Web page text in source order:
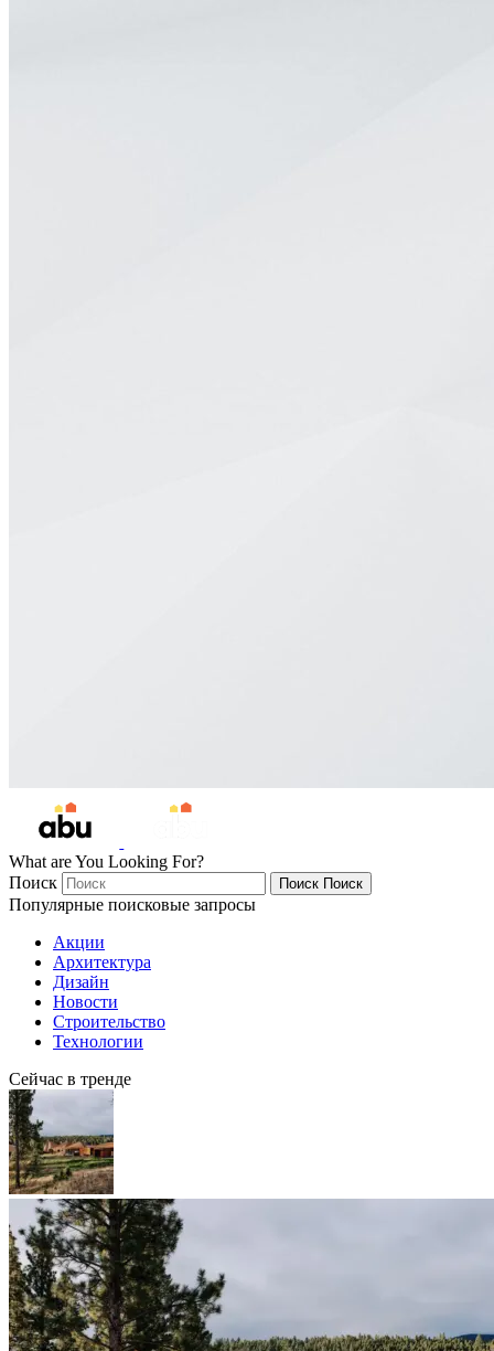
What are You Looking For?
Поиск
Поиск Поиск
Популярные поисковые запросы
Акции
Архитектура
Дизайн
Новости
Строительство
Технологии
Сейчас в тренде